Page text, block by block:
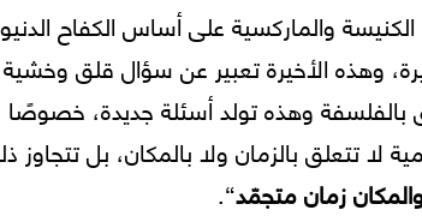
طرح المشتركات بين الكنيسة والماركسية على أساس الكفاح
وهذه الأخيرة تعبير عن سؤال قلق
بالفلسفة وهذه تولد أسئلة جديدة،
تتعلق بالزمان ولا بالمكان، بل تتجاوز
زمان متجمّد“.